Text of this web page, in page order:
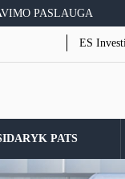
PASLAUGA
ES
PATS